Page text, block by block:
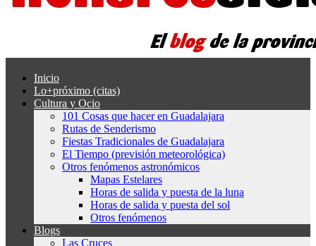
Inicio
Lo+próximo (citas)
Cultura y Ocio
101 Cosas que hacer en Guadalajara
Rutas de Senderismo
Fiestas Tradicionales de Guadalajara
El Tiempo (previsión meteorológica)
Otros fenómenos astronómicos
Mapas Estelares
Horas de salida y puesta de la luna
Horas de salida y puesta del sol
Otros fenómenos
Blogs
Las Cruces